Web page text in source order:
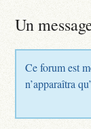
Un
Ce forum est
n’apparaîtra